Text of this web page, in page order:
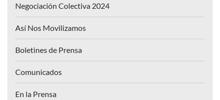
Negociación Colectiva 2024
Así Nos Movilizamos
Boletines de Prensa
Comunicados
En la Prensa